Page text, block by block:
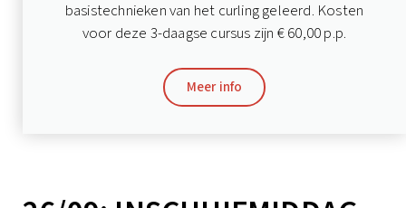
basistechnieken van het curling geleerd. Kosten
voor deze 3-daagse cursus zijn € 60,00 p.p.
Meer info